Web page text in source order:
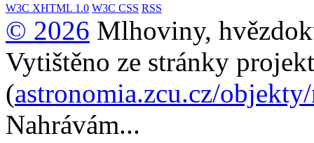
W3C XHTML 1.0 W3C CSS RSS
© 2026 Mlhoviny,
Vytištěno ze stránky
(astronomia.zcu.cz/
Nahrávám...